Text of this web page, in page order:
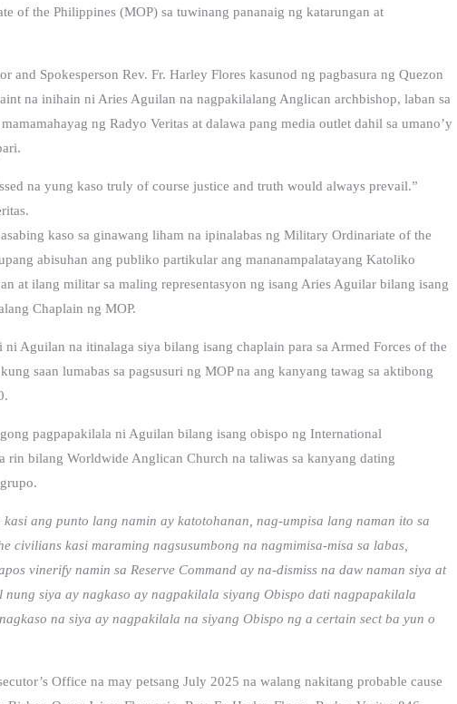
of the Philippines (MOP) sa tuwinang pananaig ng katarungan at
and Spokesperson Rev. Fr. Harley Flores kasunod ng pagbasura ng Quezon
na inihain ni Aries Aguilan na nagpakilalang Anglican archbishop, laban sa
ng Radyo Veritas at dalawa pang media outlet dahil sa umano’y
na yung kaso truly of course justice and truth would always prevail.”
kaso sa ginawang liham na ipinalabas ng Military Ordinariate of the
abisuhan ang publiko partikular ang mananampalatayang Katoliko
at ilang militar sa maling representasyon ng isang Aries Aguilar bilang isang
Chaplain ng MOP.
Aguilan na itinalaga siya bilang isang chaplain para sa Armed Forces of the
saan lumabas sa pagsusuri ng MOP na ang kanyang tawag sa aktibong
pagpapakilala ni Aguilan bilang isang obispo ng International
bilang Worldwide Anglican Church na taliwas sa kanyang dating
ang punto lang namin ay katotohanan, nag-umpisa lang naman ito sa
civilians kasi maraming nagsusumbong na nagmimisa-misa sa labas,
vinerify namin sa Reserve Command ay na-dismiss na daw naman siya at
siya ay nagkaso ay nagpakilala siyang Obispo dati nagpapakilala
na siya ay nagpakilala na siyang Obispo ng a certain sect ba yun o
Office na may petsang July 2025 na walang nakitang probable cause